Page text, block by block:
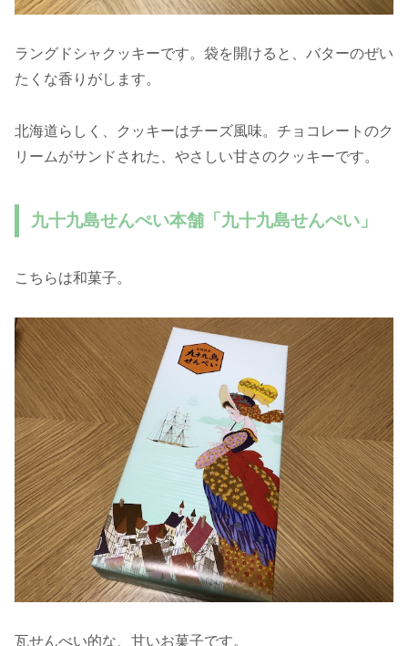
ラングドシャクッキーです。袋を開けると、バターのぜい
たくな香りがします。
北海道らしく、クッキーはチーズ風味。チョコレートのク
リームがサンドされた、やさしい甘さのクッキーです。
九十九島せんぺい本舗「九十九島せんぺい」
こちらは和菓子。
瓦せんべい的な、甘いお菓子です。